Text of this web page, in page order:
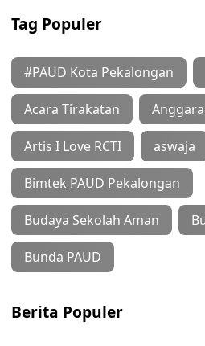
Tag Populer
#PAUD Kota Pekalongan
Acara Tirakatan
Artis I Love RCTI aswaja
Bimtek PAUD Pekalongan
Budaya Sekolah Aman
Bunda PAUD
Berita Populer